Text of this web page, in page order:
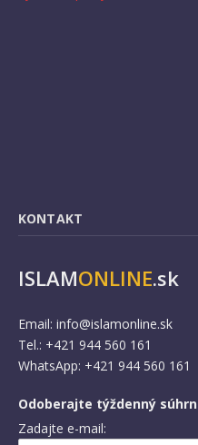
KONTAKT
ISLAMONLINE.sk
Email: info@islamonline.sk
Tel.: +421 944 560 161
WhatsApp: +421 944 560 161
Odoberajte týždenný
Zadajte e-mail: